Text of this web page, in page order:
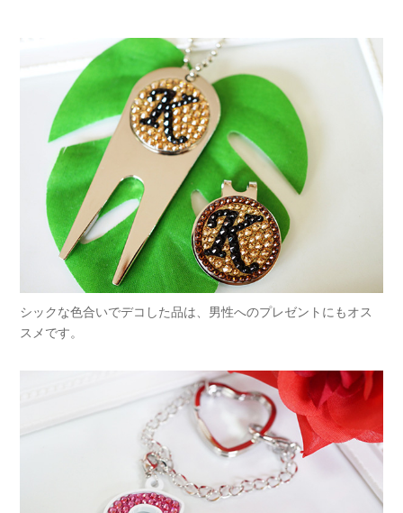
シックな色合いでデコした品は、男性へのプレゼントにもオス
スメです。